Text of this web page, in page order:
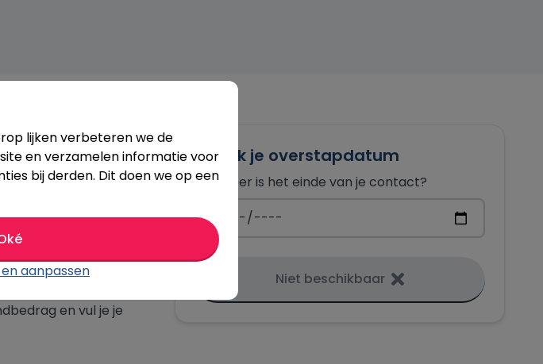
lijken verbeteren we de
en verzamelen informatie voor
bij derden. Dit doen we op een
aanpassen
en vul je je
Check je overstapdatum
Wanneer is het einde van je contact?
Niet beschikbaar